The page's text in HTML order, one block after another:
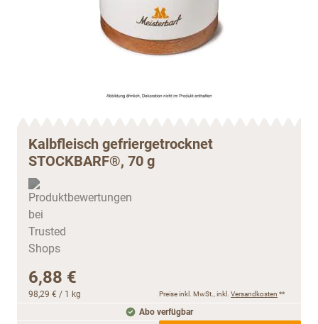
Kalbfleisch gefriergetrocknet
STOCKBARF®, 70 g
6,88 €
98,29 € / 1 kg Preise inkl. MwSt., inkl. Versandkosten **
Abo verfügbar